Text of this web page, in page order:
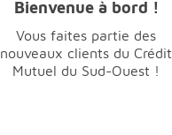
Bienvenue à bord !
Vous faites partie des
nouveaux clients du Crédit
Mutuel du Sud-Ouest !